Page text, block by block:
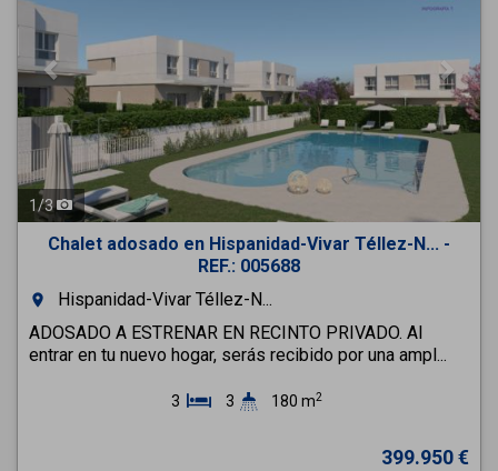
1/3
Chalet adosado en Hispanidad-Vivar Téllez-N... -
REF.: 005688
room
Hispanidad-Vivar Téllez-N...
ADOSADO A ESTRENAR EN RECINTO PRIVADO. Al
entrar en tu nuevo hogar, serás recibido por una ampl...
3 3 180 m2
399.950 €